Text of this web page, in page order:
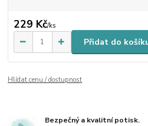
229 Kč/ks
Přidat do
Hlídat cenu / dostupnost
Bezpečný a kvalitní potisk.